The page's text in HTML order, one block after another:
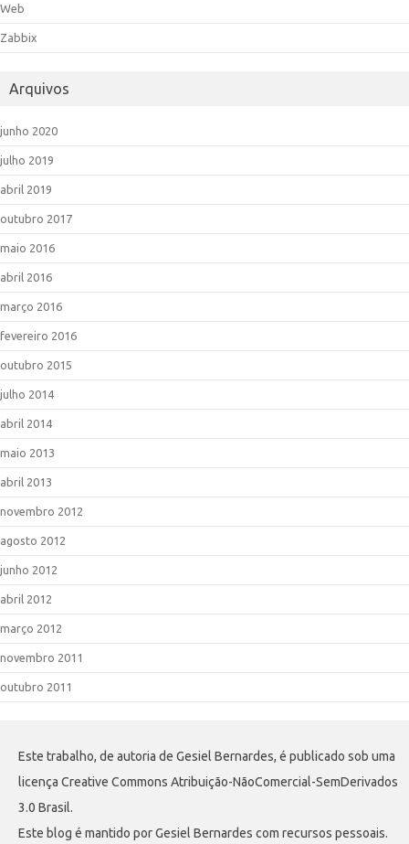
Web
Zabbix
Arquivos
junho 2020
julho 2019
abril 2019
outubro 2017
maio 2016
abril 2016
março 2016
fevereiro 2016
outubro 2015
julho 2014
abril 2014
maio 2013
abril 2013
novembro 2012
agosto 2012
junho 2012
abril 2012
março 2012
novembro 2011
outubro 2011
Este trabalho, de autoria de Gesiel Bernardes, é publicado sob uma
licença Creative Commons Atribuição-NãoComercial-SemDerivados
3.0 Brasil.
Este blog é mantido por Gesiel Bernardes com recursos pessoais.